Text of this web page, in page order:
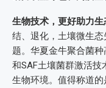
生物技术，更好助力生
结、退化，土壤微生
题。华夏金牛聚合菌
和SAF土壤菌群激活
生物环境。值得称道的